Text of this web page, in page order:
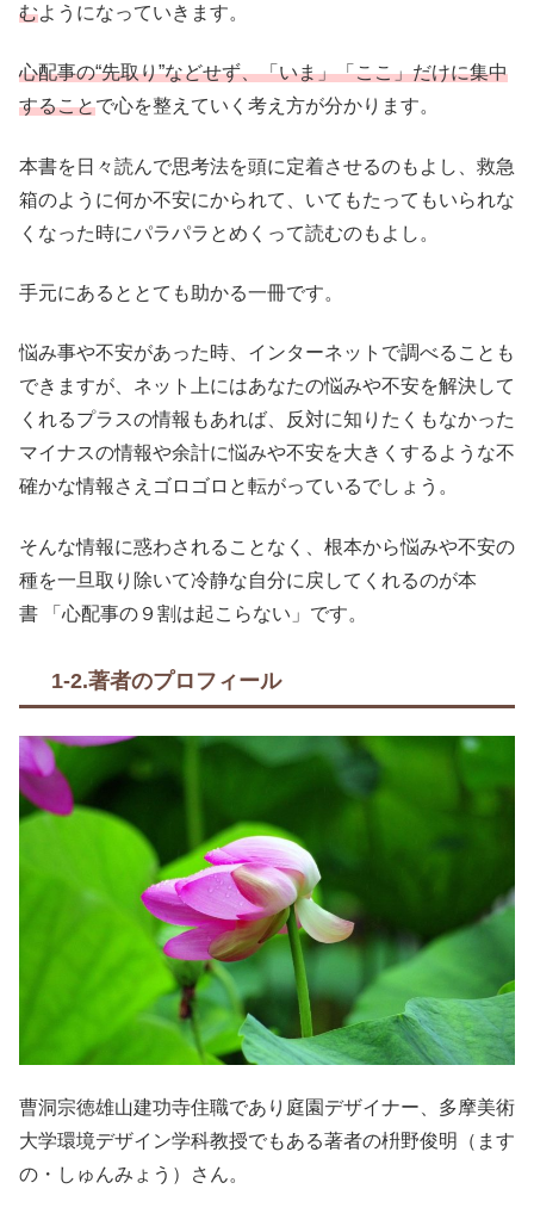
むようになっていきます。
心配事の“先取り”などせず、「いま」「ここ」だけに集中
することで心を整えていく考え方が分かります。
本書を日々読んで思考法を頭に定着させるのもよし、救急
箱のように何か不安にかられて、いてもたってもいられな
くなった時にパラパラとめくって読むのもよし。
手元にあるととても助かる一冊です。
悩み事や不安があった時、インターネットで調べることも
できますが、ネット上にはあなたの悩みや不安を解決して
くれるプラスの情報もあれば、反対に知りたくもなかった
マイナスの情報や余計に悩みや不安を大きくするような不
確かな情報さえゴロゴロと転がっているでしょう。
そんな情報に惑わされることなく、根本から悩みや不安の
種を一旦取り除いて冷静な自分に戻してくれるのが本
書 「心配事の９割は起こらない」です。
1-2.著者のプロフィール
曹洞宗徳雄山建功寺住職であり庭園デザイナー、多摩美術
大学環境デザイン学科教授でもある著者の枡野俊明（ます
の・しゅんみょう）さん。